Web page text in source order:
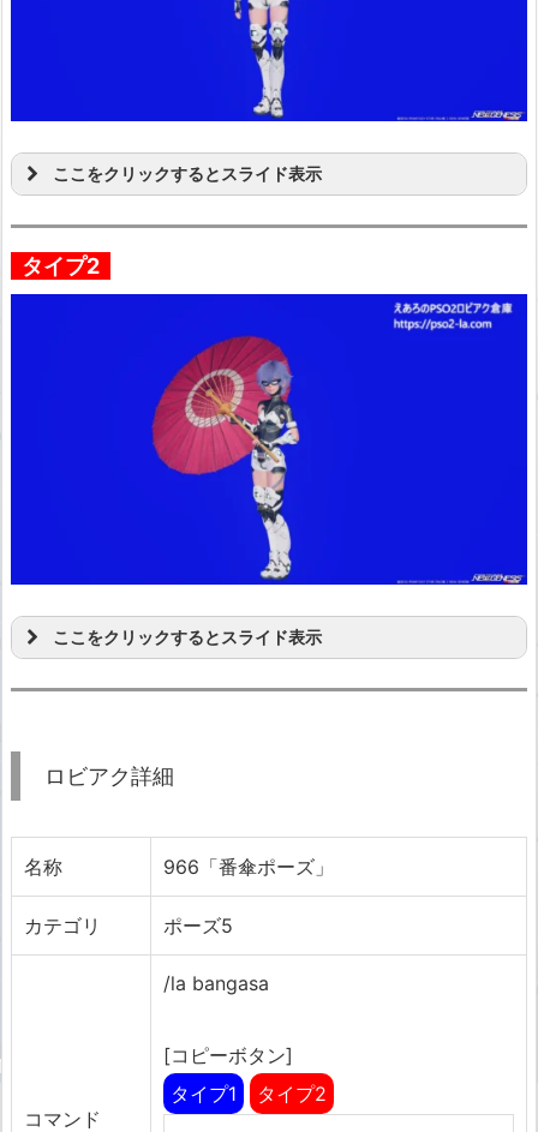
ここをクリックするとスライド表示
タイプ2
ここをクリックするとスライド表示
ロビアク詳細
名称 966「番傘ポーズ」
カテゴリ ポーズ5
コマンド
/la bangasa
[コピーボタン]
タイプ1
タイプ2